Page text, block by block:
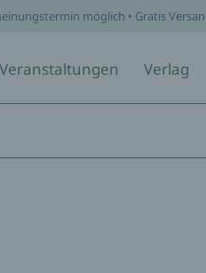
möglich • Gratis
Veranstaltungen Verlag